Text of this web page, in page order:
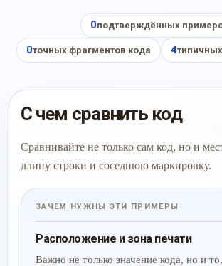
0подтверждённых
0точных фрагментов кода 4
С чем сравнить код
Сравнивайте не только сам код, но и
длину строки и соседнюю маркировку.
ЗАЧЕМ НУЖНЫ ЭТИ ПРИМЕРЫ
Расположение и зона печати
Важно не только значение кода, но и